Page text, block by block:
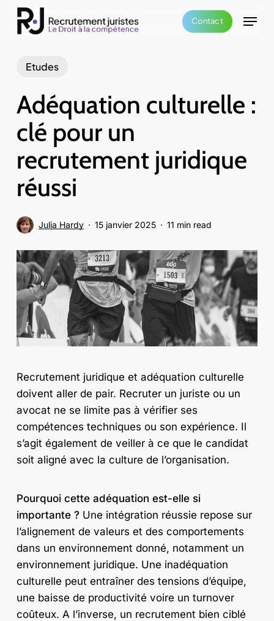
Skip
Contact
Menu
Etudes
Adéquation culturelle :
clé pour un
recrutement juridique
réussi
Julia Hardy 15 janvier 2025 11 min read
Recrutement juridique et adéquation culturelle
doivent aller de pair. Recruter un juriste ou un
avocat ne se limite pas à vérifier ses
compétences techniques ou son expérience. Il
s’agit également de veiller à ce que le candidat
soit aligné avec la culture de l’organisation.
Pourquoi cette adéquation est-elle si
importante ? Une intégration réussie repose sur
l’alignement de valeurs et des comportements
dans un environnement donné, notamment un
environnement juridique. Une inadéquation
culturelle peut entraîner des tensions d’équipe,
une baisse de productivité voire un turnover
coûteux. A l’inverse, un recrutement bien ciblé